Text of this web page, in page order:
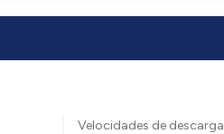
Velocidades de descarga